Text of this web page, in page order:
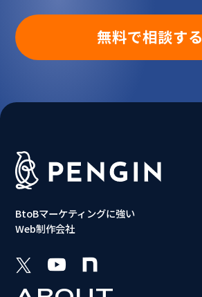
無料で相談する
BtoBマーケティングに強い
Web制作会社